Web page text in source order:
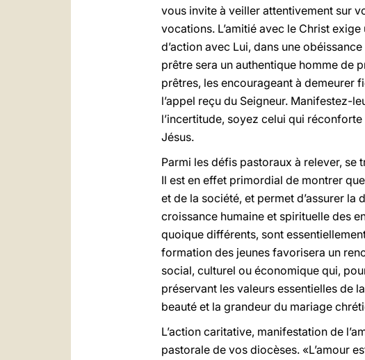
vous invite à veiller attentivement sur
vocations. L’amitié avec le Christ
d’action avec Lui, dans une
prêtre sera un authentique homme de
prêtres, les encourageant à demeurer
l’appel reçu du Seigneur. Manifestez-
l’incertitude, soyez celui qui
Jésus.
Parmi les défis pastoraux à relever, se
Il est en effet primordial de montrer
et de la société, et permet d’assurer la
croissance humaine et spirituelle des
quoique différents, sont
formation des jeunes favorisera un
social, culturel ou économique qui,
préservant les valeurs essentielles de
beauté et la grandeur du mariage
L’action caritative, manifestation de
pastorale de vos diocèses. «L’amour